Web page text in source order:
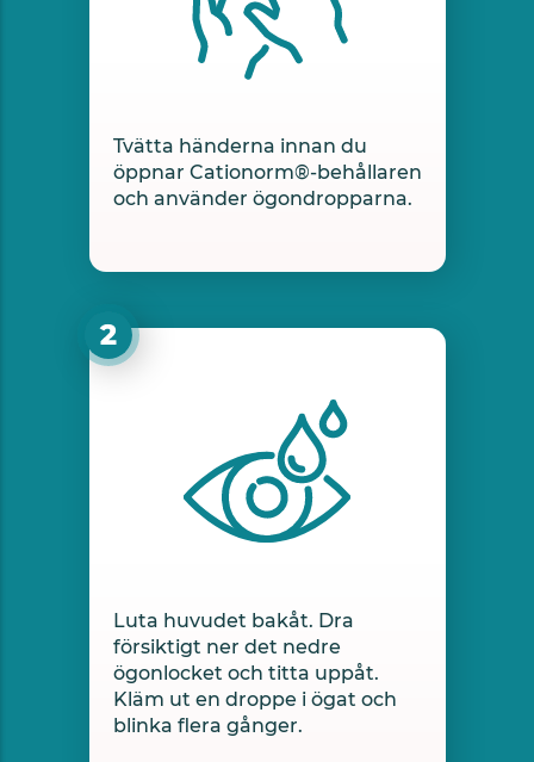
Tvätta händerna innan du
öppnar Cationorm®-behållaren
och använder ögondropparna.
Luta huvudet bakåt. Dra
försiktigt ner det nedre
ögonlocket och titta uppåt.
Kläm ut en droppe i ögat och
blinka flera gånger.